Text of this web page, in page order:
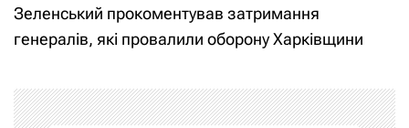
і
а
Зеленський прокоментував затримання
генералів, які провалили оборону Харківщини